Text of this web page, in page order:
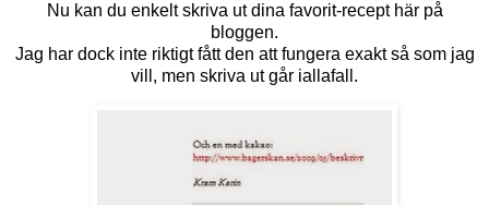
Nu kan du enkelt skriva ut dina favorit-recept här på
bloggen.
Jag har dock inte riktigt fått den att fungera exakt så som jag
vill, men skriva ut går iallafall.